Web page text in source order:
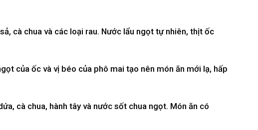
cà chua và các loại rau. Nước lẩu ngọt tự nhiên, thịt ốc
của ốc và vị béo của phô mai tạo nên món ăn mới lạ, hấp
cà chua, hành tây và nước sốt chua ngọt. Món ăn có